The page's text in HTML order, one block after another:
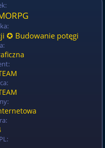
✪ Budowanie potęgi